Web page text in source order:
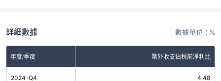
詳細數據 數據單位：%
年度/季度 業外收支佔稅前淨利比
2024-Q4 4.48